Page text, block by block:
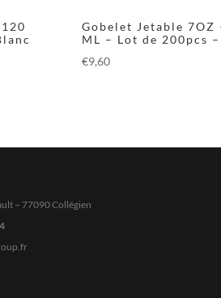
Gobelet Jetable 7OZ
ML – Lot de 200pcs
€9,60
– 77090 Collégien